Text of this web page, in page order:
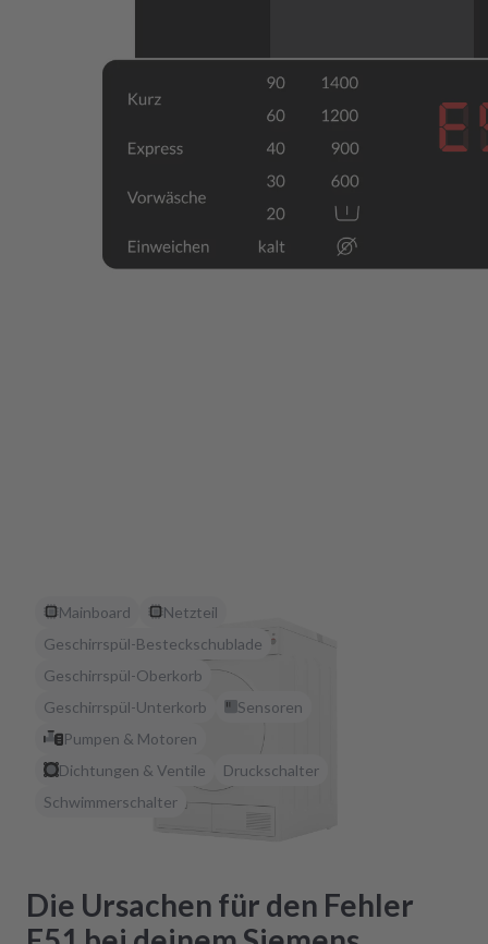
Mainboard
Netzteil
Geschirrspül-Besteckschublade
Geschirrspül-Oberkorb
Geschirrspül-Unterkorb
Sensoren
Pumpen & Motoren
Dichtungen & Ventile
Druckschalter
Schwimmerschalter
Die Ursachen für den Fehler